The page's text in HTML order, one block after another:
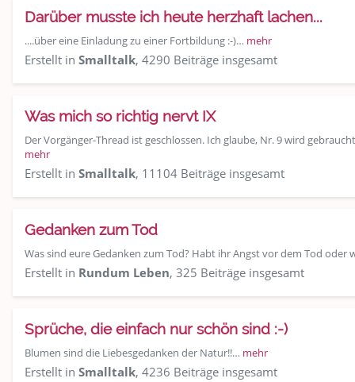
Darüber musste ich heute herzhaft lachen...
....über eine Einladung zu einer Fortbildung :-)… mehr
Erstellt in Smalltalk, 4290 Beiträge insgesamt
Was mich so richtig nervt IX
Der Vorgänger-Thread ist geschlossen. Ich glaube, Nr. 9 wird
mehr
Erstellt in Smalltalk, 11104 Beiträge insgesamt
Gedanken zum Tod
Was sind eure Gedanken zum Tod? Habt ihr Angst vor dem Tod
Erstellt in Rundum Leben, 325 Beiträge insgesamt
Sprüche, die einfach nur schön sind :-)
Blumen sind die Liebesgedanken der Natur!!… mehr
Erstellt in Smalltalk, 4236 Beiträge insgesamt